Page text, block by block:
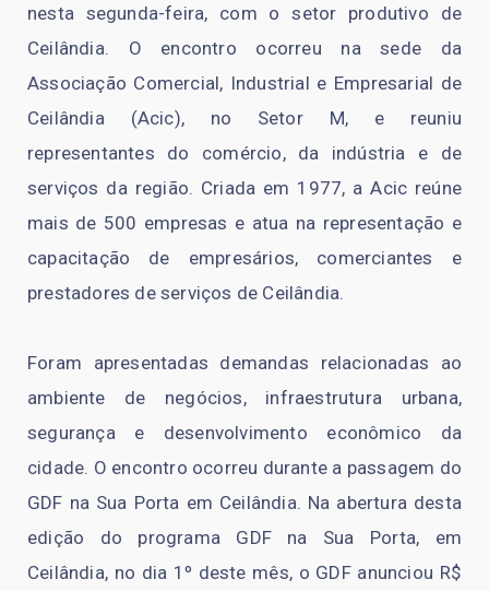
nesta segunda-feira, com o setor produtivo de
Ceilândia. O encontro ocorreu na sede da
Associação Comercial, Industrial e Empresarial de
Ceilândia (Acic), no Setor M, e reuniu
representantes do comércio, da indústria e de
serviços da região. Criada em 1977, a Acic reúne
mais de 500 empresas e atua na representação e
capacitação de empresários, comerciantes e
prestadores de serviços de Ceilândia.
Foram apresentadas demandas relacionadas ao
ambiente de negócios, infraestrutura urbana,
segurança e desenvolvimento econômico da
cidade. O encontro ocorreu durante a passagem do
GDF na Sua Porta em Ceilândia. Na abertura desta
edição do programa GDF na Sua Porta, em
Ceilândia, no dia 1º deste mês, o GDF anunciou R$